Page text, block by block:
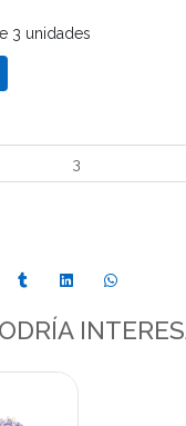
3 unidades